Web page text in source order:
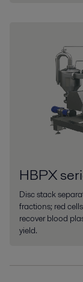
HBPX
Disc stack
fractions; red
recover blood
yield.